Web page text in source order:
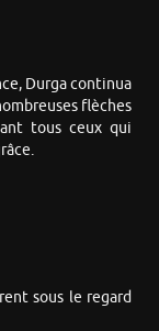
Durga continua
flèches
tous ceux qui
sous le regard